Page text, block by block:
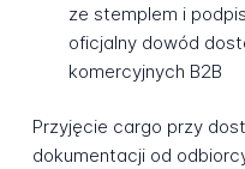
ze stemplem i
oficjalny dowód
komercyjnych B2B
Przyjęcie cargo przy
dokumentacji od